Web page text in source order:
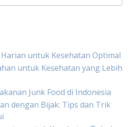
untuk Kesehatan Optimal
untuk Kesehatan yang Lebih
Junk Food di Indonesia
dengan Bijak: Tips dan Trik